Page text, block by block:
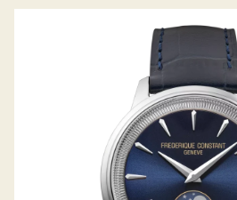
CLASSICS LADIES